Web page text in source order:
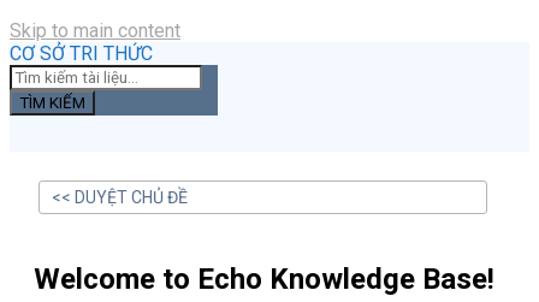
Skip to main content
CƠ SỞ TRI THỨC
TÌM KIẾM
<< DUYỆT CHỦ ĐỀ
Welcome to Echo Knowledge Base!